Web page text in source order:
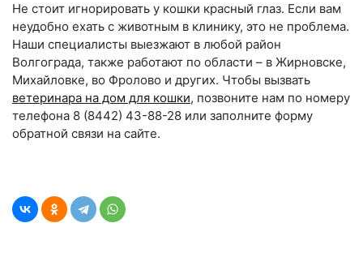
Не стоит игнорировать у кошки красный глаз. Если вам
неудобно ехать с животным в клинику, это не проблема.
Наши специалисты выезжают в любой район
Волгограда, также работают по области – в Жирновске,
Михайловке, во Фролово и других. Чтобы вызвать
ветеринара на дом для кошки, позвоните нам по номеру
телефона 8 (8442) 43-88-28 или заполните форму
обратной связи на сайте.